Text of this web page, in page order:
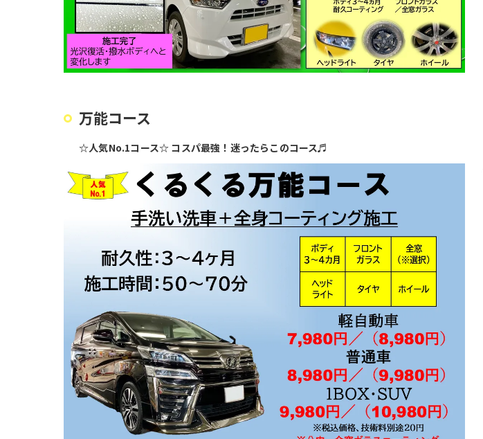
万能コース
☆人気No.1コース☆ コスパ最強！迷ったらこのコース♬